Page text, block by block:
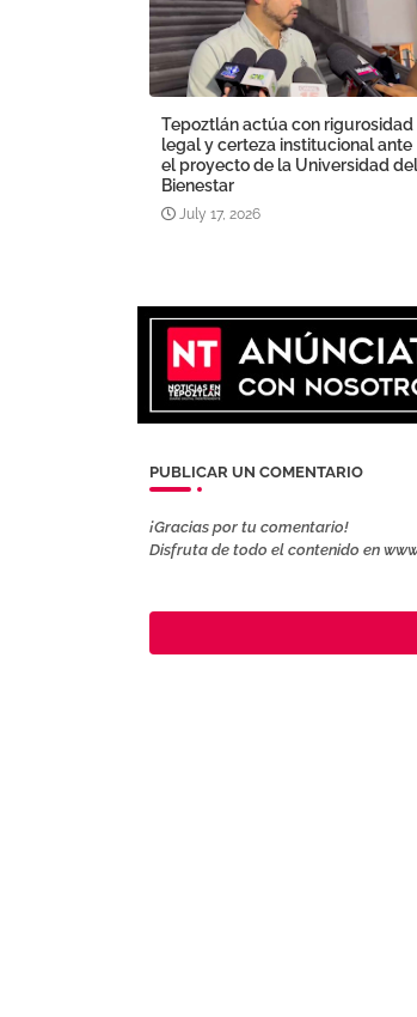
Tepoztlán actúa con rigurosidad
legal y certeza institucional ante
el proyecto de la Universidad del
Bienestar
July 17, 2026
PUBLICAR UN COMENTARIO
¡Gracias por tu comentario!
Disfruta de todo el contenido en